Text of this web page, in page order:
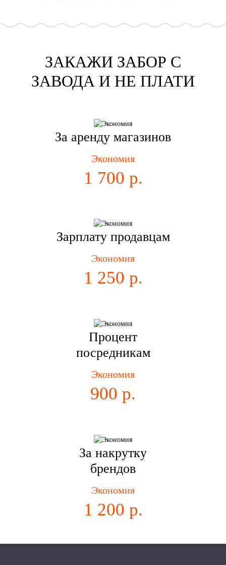
ЗАКАЖИ ЗАБОР С
ЗАВОДА И НЕ ПЛАТИ
За аренду магазинов
Экономия
1 700 р.
Зарплату продавцам
Экономия
1 250 р.
Процент
посредникам
Экономия
900 р.
За накрутку
брендов
Экономия
1 200 р.